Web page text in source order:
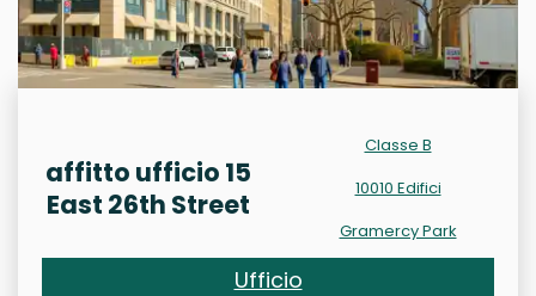
affitto ufficio 15
East 26th Street
Classe B
10010 Edifici
Gramercy Park
Ufficio